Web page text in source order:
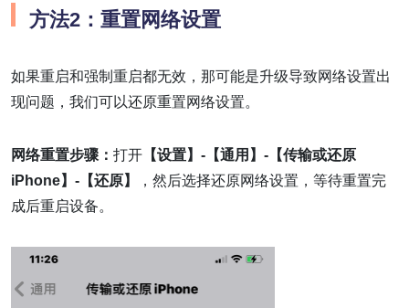
方法2：重置网络设置
如果重启和强制重启都无效，那可能是升级导致网络设置出
现问题，我们可以还原重置网络设置。
网络重置步骤： 打开 【设置】-【通用】-【传输或还原
iPhone】-【还原】
，然后选择还原网络设置，等待重置完
成后重启设备。